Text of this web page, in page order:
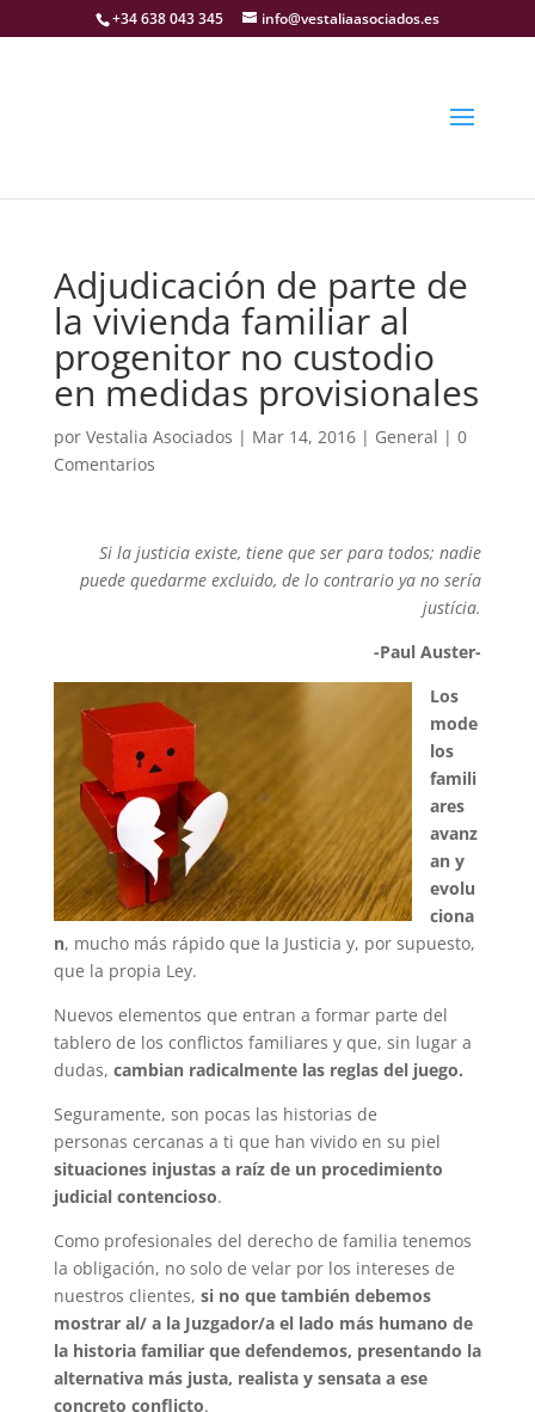
+34 638 043 345 info@vestaliaasociados.es
Adjudicación de parte de
la vivienda familiar al
progenitor no custodio
en medidas provisionales
por Vestalia Asociados | Mar 14, 2016| General | 0
Comentarios
Si la justicia existe, tiene que ser para todos; nadie
puede quedarme excluido, de lo contrario ya no sería
justícia.
-Paul Auster-
Los
mode
los
famili
ares
avanz
an y
evolu
ciona
n, mucho más rápido que la Justicia y, por supuesto,
que la propia Ley.
Nuevos elementos que entran a formar parte del
tablero de los conflictos familiares y que, sin lugar a
dudas, cambian radicalmente las reglas del juego.
Seguramente, son pocas las historias de
personas cercanas a ti que han vivido en su piel
situaciones injustas a raíz de un procedimiento
judicial contencioso.
Como profesionales del derecho de familia tenemos
la obligación, no solo de velar por los intereses de
nuestros clientes, si no que también debemos
mostrar al/ a la Juzgador/a el lado más humano de
la historia familiar que defendemos, presentando la
alternativa más justa, realista y sensata a ese
concreto conflicto.